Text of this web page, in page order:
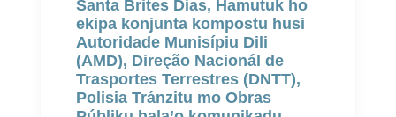
Santa Brites Dias, Hamutuk ho
ekipa konjunta kompostu husi
Autoridade Munisípiu Dili
(AMD), Direção Nacionál de
Trasportes Terrestres (DNTT),
Polisia Tránzitu mo Obras